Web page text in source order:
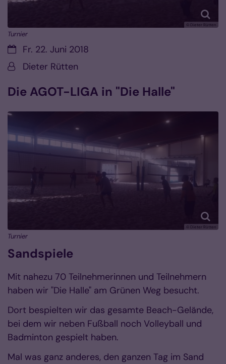
© Dieter Rütten
Turnier
Datum:Fr. 22. Juni 2018
Von:Dieter Rütten
Die AGOT-LIGA in "Die Halle"
© Dieter Rütten
Turnier
Sandspiele
Mit nahezu 70 Teilnehmerinnen und Teilnehmern
haben wir "Die Halle" am Grünen Weg besucht.
Dort bespielten wir das gesamte Beach-Gelände,
bei dem wir neben Fußball noch Volleyball und
Badminton gespielt haben.
Mal was ganz anderes, den ganzen Tag im Sand